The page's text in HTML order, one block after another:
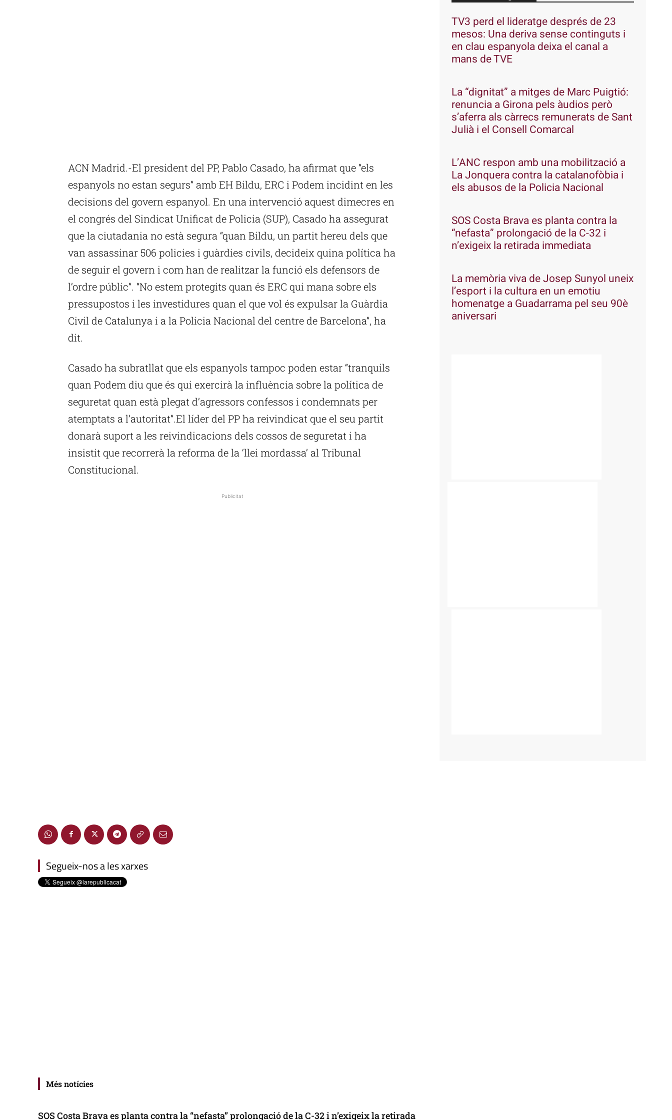
ACN Madrid.-El president del PP, Pablo Casado, ha afirmat que “els
espanyols no estan segurs” amb EH Bildu, ERC i Podem incidint en les
decisions del govern espanyol. En una intervenció aquest dimecres en
el congrés del Sindicat Unificat de Policia (SUP), Casado ha assegurat
que la ciutadania no està segura “quan Bildu, un partit hereu dels que
van assassinar 506 policies i guàrdies civils, decideix quina política ha
de seguir el govern i com han de realitzar la funció els defensors de
l’ordre públic”. “No estem protegits quan és ERC qui mana sobre els
pressupostos i les investidures quan el que vol és expulsar la Guàrdia
Civil de Catalunya i a la Policia Nacional del centre de Barcelona”, ha
dit.
Casado ha subratllat que els espanyols tampoc poden estar “tranquils
quan Podem diu que és qui exercirà la influència sobre la política de
seguretat quan està plegat d’agressors confessos i condemnats per
atemptats a l’autoritat”.El líder del PP ha reivindicat que el seu partit
donarà suport a les reivindicacions dels cossos de seguretat i ha
insistit que recorrerà la reforma de la ‘llei mordassa’ al Tribunal
Constitucional.
Publicitat
Segueix-nos a les xarxes
Més notícies
SOS Costa Brava es planta contra la “nefasta” prolongació de la C-32 i n’exigeix la retirada
TV3 perd el lideratge després de 23
mesos: Una deriva sense continguts i
en clau espanyola deixa el canal a
mans de TVE
La “dignitat” a mitges de Marc Puigtió:
renuncia a Girona pels àudios però
s’aferra als càrrecs remunerats de Sant
Julià i el Consell Comarcal
L’ANC respon amb una mobilització a
La Jonquera contra la catalanofòbia i
els abusos de la Policia Nacional
SOS Costa Brava es planta contra la
“nefasta” prolongació de la C-32 i
n’exigeix la retirada immediata
La memòria viva de Josep Sunyol uneix
l’esport i la cultura en un emotiu
homenatge a Guadarrama pel seu 90è
aniversari